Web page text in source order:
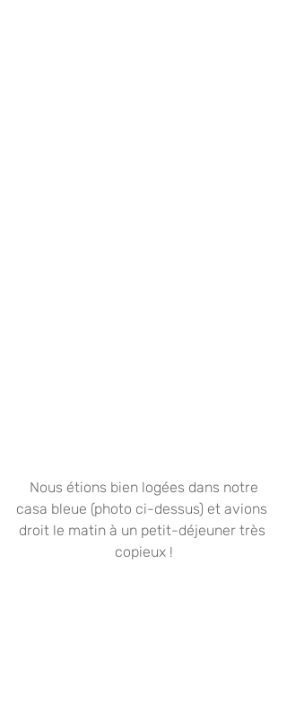
casa bleue (photo ci-dessus) et avions
droit le matin à un petit-déjeuner très
copieux !